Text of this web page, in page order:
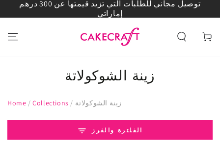
انتقل إلى المحتوى
توصيل مجاني للطلبات التي تزيد قيمتها عن 300 درهم
إماراتي
العربة
زينة الشوكولاتة
Home /Collections / زينة الشوكولاتة
الفلترة والفرز